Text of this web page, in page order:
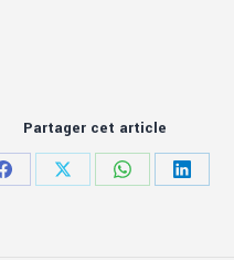
Partager cet article
PartagerPartagerPartagerPartager